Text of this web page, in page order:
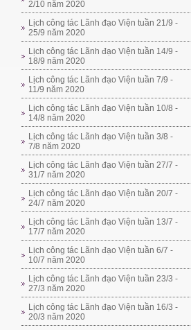
2/10 năm 2020
Lịch công tác Lãnh đạo Viện tuần 21/9 -
25/9 năm 2020
Lịch công tác Lãnh đạo Viện tuần 14/9 -
18/9 năm 2020
Lịch công tác Lãnh đạo Viện tuần 7/9 -
11/9 năm 2020
Lịch công tác Lãnh đạo Viện tuần 10/8 -
14/8 năm 2020
Lịch công tác Lãnh đạo Viện tuần 3/8 -
7/8 năm 2020
Lịch công tác Lãnh đạo Viện tuần 27/7 -
31/7 năm 2020
Lịch công tác Lãnh đạo Viện tuần 20/7 -
24/7 năm 2020
Lịch công tác Lãnh đạo Viện tuần 13/7 -
17/7 năm 2020
Lịch công tác Lãnh đạo Viện tuần 6/7 -
10/7 năm 2020
Lịch công tác Lãnh đạo Viện tuần 23/3 -
27/3 năm 2020
Lịch công tác Lãnh đạo Viện tuần 16/3 -
20/3 năm 2020